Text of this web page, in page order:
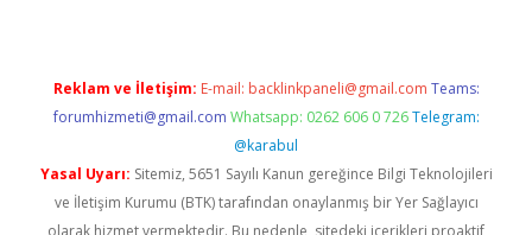
Reklam ve İletişim: E-mail: backlinkpaneli@gmail.com Teams:
forumhizmeti@gmail.com Whatsapp: 0262 606 0 726 Telegram:
@karabul
Yasal Uyarı: Sitemiz, 5651 Sayılı Kanun gereğince Bilgi Teknolojileri
ve İletişim Kurumu (BTK) tarafından onaylanmış bir Yer Sağlayıcı
olarak hizmet vermektedir. Bu nedenle, sitedeki içerikleri proaktif